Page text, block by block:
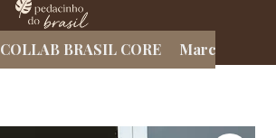
COLLAB BRASIL CORE Marcas